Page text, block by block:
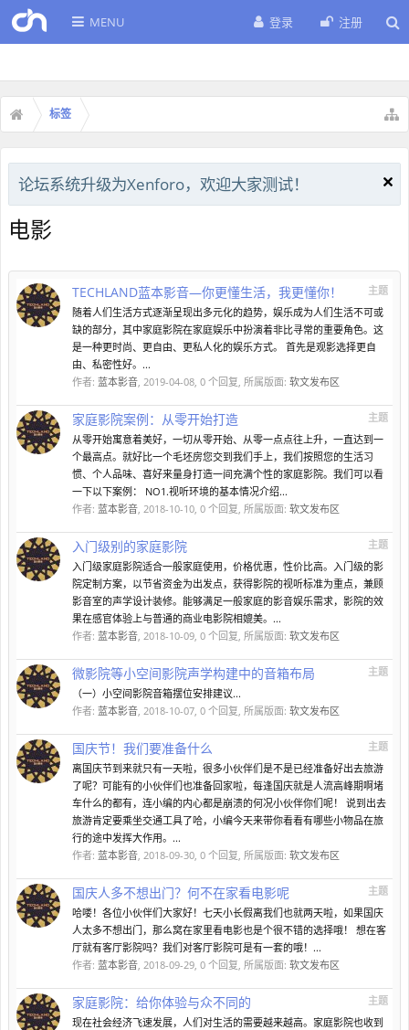
MENU 登录 注册
标签
论坛系统升级为Xenforo，欢迎大家测试！
电影
主题
TECHLAND蓝本影音—你更懂生活，我更懂你！
随着人们生活方式逐渐呈现出多元化的趋势，娱乐成为人们生活不可或
缺的部分，其中家庭影院在家庭娱乐中扮演着非比寻常的重要角色。这
是一种更时尚、更自由、更私人化的娱乐方式。 首先是观影选择更自
由、私密性好。...
作者: 蓝本影音, 2019-04-08, 0 个回复, 所属版面: 软文发布区
主题
家庭影院案例：从零开始打造
从零开始寓意着美好，一切从零开始、从零一点点往上升，一直达到一
个最高点。就好比一个毛坯房您交到我们手上，我们按照您的生活习
惯、个人品味、喜好来量身打造一间充满个性的家庭影院。我们可以看
一下以下案例： NO1.视听环境的基本情况介绍...
作者: 蓝本影音, 2018-10-10, 0 个回复, 所属版面: 软文发布区
主题
入门级别的家庭影院
入门级家庭影院适合一般家庭使用，价格优惠，性价比高。入门级的影
院定制方案，以节省资金为出发点，获得影院的视听标准为重点，兼顾
影音室的声学设计装修。能够满足一般家庭的影音娱乐需求，影院的效
果在感官体验上与普通的商业电影院相媲美。...
作者: 蓝本影音, 2018-10-09, 0 个回复, 所属版面: 软文发布区
主题
微影院等小空间影院声学构建中的音箱布局
（一）小空间影院音箱摆位安排建议...
作者: 蓝本影音, 2018-10-07, 0 个回复, 所属版面: 软文发布区
主题
国庆节！我们要准备什么
离国庆节到来就只有一天啦，很多小伙伴们是不是已经准备好出去旅游
了呢？可能有的小伙伴们也准备回家啦，每逢国庆就是人流高峰期啊堵
车什么的都有，连小编的内心都是崩溃的何况小伙伴你们呢！ 说到出去
旅游肯定要乘坐交通工具了哈，小编今天来带你看看有哪些小物品在旅
行的途中发挥大作用。...
作者: 蓝本影音, 2018-09-30, 0 个回复, 所属版面: 软文发布区
主题
国庆人多不想出门？何不在家看电影呢
哈喽！各位小伙伴们大家好！七天小长假离我们也就两天啦，如果国庆
人太多不想出门，那么窝在家里看电影也是个很不错的选择哦！ 想在客
厅就有客厅影院吗？我们对客厅影院可是有一套的哦！...
作者: 蓝本影音, 2018-09-29, 0 个回复, 所属版面: 软文发布区
主题
家庭影院：给你体验与众不同的
现在社会经济飞速发展，人们对生活的需要越来越高。家庭影院也收到